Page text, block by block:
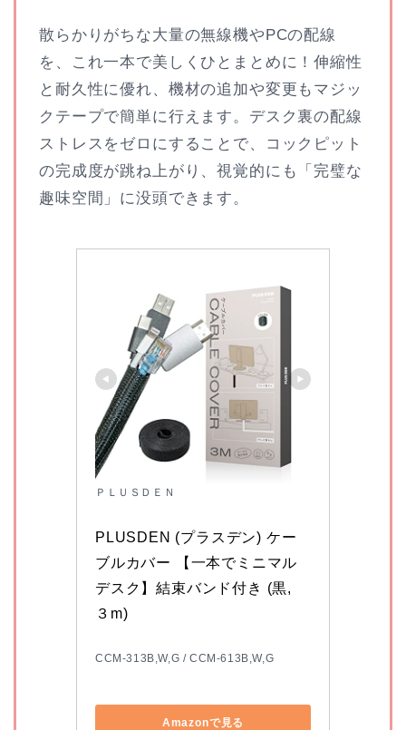
散らかりがちな大量の無線機やPCの配線
を、これ一本で美しくひとまとめに！伸縮性
と耐久性に優れ、機材の追加や変更もマジッ
クテープで簡単に行えます。デスク裏の配線
ストレスをゼロにすることで、コックピット
の完成度が跳ね上がり、視覚的にも「完璧な
趣味空間」に没頭できます。
ＰＬＵＳＤＥＮ
PLUSDEN (プラスデン) ケー
ブルカバー 【一本でミニマル
デスク】結束バンド付き (黒,
３m)
CCM-313B,W,G / CCM-613B,W,G
Amazonで見る